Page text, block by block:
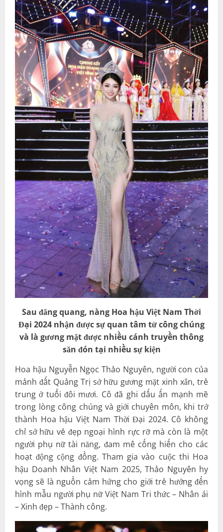
Sau đăng quang, nàng Hoa hậu Việt Nam Thời
Đại 2024 nhận được sự quan tâm từ công chúng
và là gương mặt được nhiều cánh truyền thông
săn đón tại nhiều sự kiện
Hoa hậu Nguyễn Ngọc Thảo Nguyên, người con của
mảnh đất Quảng Trị sở hữu gương mặt xinh xắn, trẻ
trung ở tuổi đôi mươi. Cô đã ghi dấu ấn mạnh mẽ
trong lòng công chúng và giới chuyên môn, khi trở
thành Hoa hậu Việt Nam Thời Đại 2024. Cô không
chỉ sở hữu vẻ đẹp ngoại hình rực rỡ mà còn là một
người phụ nữ tài năng, đam mê cống hiến cho các
hoạt động cộng đồng. Tham gia vào cuộc thi Hoa
hậu Doanh Nhân Việt Nam 2025, Thảo Nguyên hy
vọng sẽ là nguồn cảm hứng cho giới trẻ hướng đến
hình mẫu người phụ nữ Việt Nam Tri thức – Nhân ái
– Xinh đẹp – Thành công.